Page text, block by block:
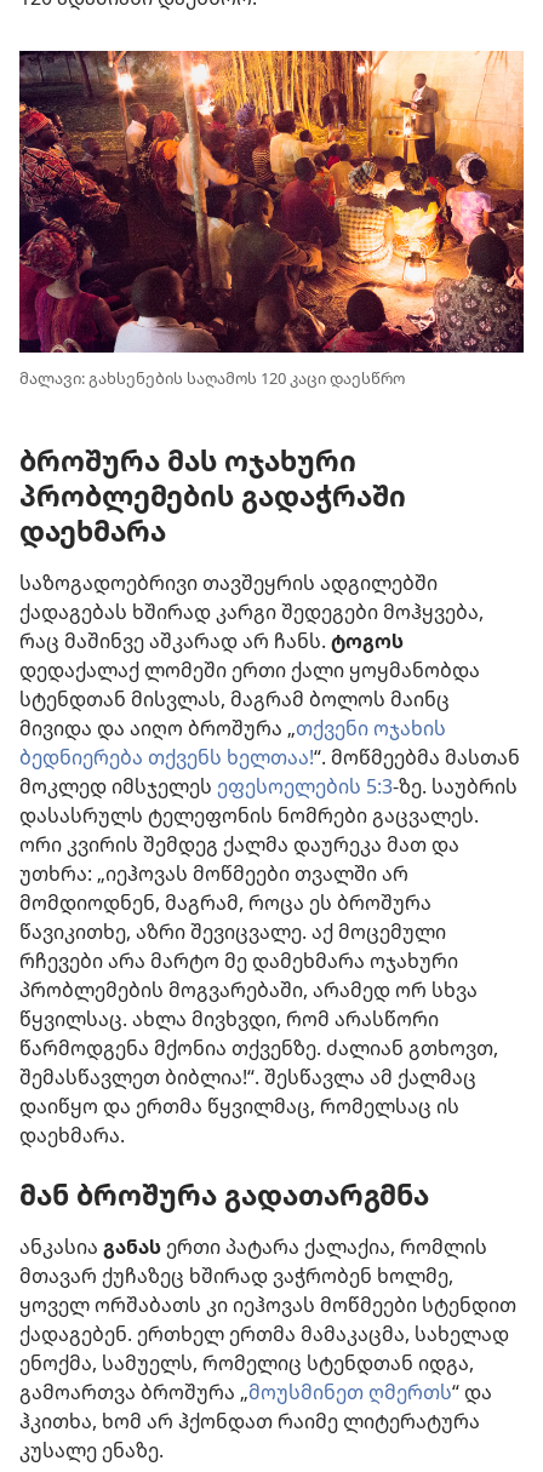
მალავი: გახსენების საღამოს 120 კაცი დაესწრო
ბროშურა მას ოჯახური
პრობლემების გადაჭრაში
დაეხმარა
საზოგადოებრივი თავშეყრის ადგილებში
ქადაგებას ხშირად კარგი შედეგები მოჰყვება,
რაც მაშინვე აშკარად არ ჩანს. ტოგოს
დედაქალაქ ლომეში ერთი ქალი ყოყმანობდა
სტენდთან მისვლას, მაგრამ ბოლოს მაინც
მივიდა და აიღო ბროშურა „თქვენი ოჯახის
ბედნიერება თქვენს ხელთაა!“. მოწმეებმა მასთან
მოკლედ იმსჯელეს ეფესოელების 5:3-ზე. საუბრის
დასასრულს ტელეფონის ნომრები გაცვალეს.
ორი კვირის შემდეგ ქალმა დაურეკა მათ და
უთხრა: „იეჰოვას მოწმეები თვალში არ
მომდიოდნენ, მაგრამ, როცა ეს ბროშურა
წავიკითხე, აზრი შევიცვალე. აქ მოცემული
რჩევები არა მარტო მე დამეხმარა ოჯახური
პრობლემების მოგვარებაში, არამედ ორ სხვა
წყვილსაც. ახლა მივხვდი, რომ არასწორი
წარმოდგენა მქონია თქვენზე. ძალიან გთხოვთ,
შემასწავლეთ ბიბლია!“. შესწავლა ამ ქალმაც
დაიწყო და ერთმა წყვილმაც, რომელსაც ის
დაეხმარა.
მან ბროშურა გადათარგმნა
ანკასია განასერთი პატარა ქალაქია, რომლის
მთავარ ქუჩაზეც ხშირად ვაჭრობენ ხოლმე,
ყოველ ორშაბათს კი იეჰოვას მოწმეები სტენდით
ქადაგებენ. ერთხელ ერთმა მამაკაცმა, სახელად
ენოქმა, სამუელს, რომელიც სტენდთან იდგა,
გამოართვა ბროშურა „მოუსმინეთ ღმერთს“ და
ჰკითხა, ხომ არ ჰქონდათ რაიმე ლიტერატურა
კუსალე ენაზე.